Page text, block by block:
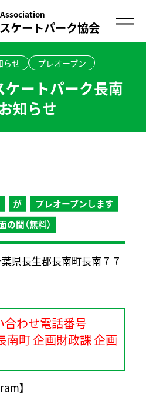
ケートパーク協会
らせ プレオープン
ケートパーク長南
知らせ
が
プレオープンします
間（無料）
県長生郡長南町長南７７
わせ電話番号
南町企画財政課 企画
】